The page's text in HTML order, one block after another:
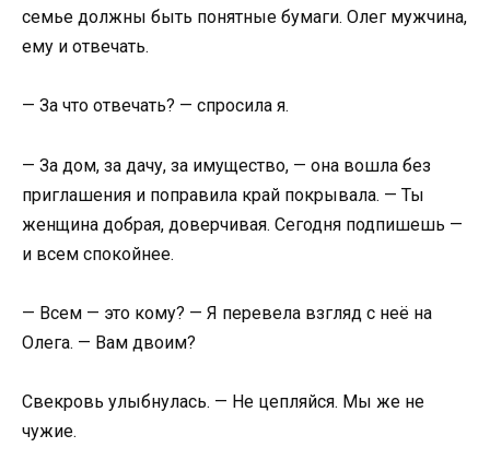
семье должны быть понятные бумаги. Олег мужчина,
ему и отвечать.
— За что отвечать? — спросила я.
— За дом, за дачу, за имущество, — она вошла без
приглашения и поправила край покрывала. — Ты
женщина добрая, доверчивая. Сегодня подпишешь —
и всем спокойнее.
— Всем — это кому? — Я перевела взгляд с неё на
Олега. — Вам двоим?
Свекровь улыбнулась. — Не цепляйся. Мы же не
чужие.